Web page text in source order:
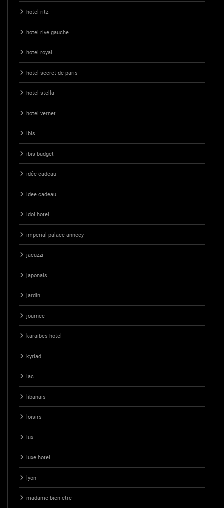
hotel ritz
hotel rive gauche
hotel royal
hotel secret de paris
hotel stella
hotel vernet
ibis
ibis budget
idée cadeau
idee cadeau
idol hotel
imperial palace annecy
jacuzzi
japonais
jardin
journee
karaibes hotel
kyriad
lac
libanais
loisirs
lux
luxe hotel
lyon
madame bien etre